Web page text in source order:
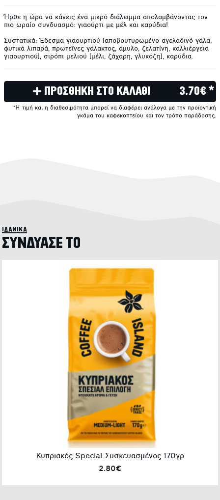
Ήρθε η ώρα να κάνεις ένα μικρό διάλειμμα απολαμβάνοντας τον
πιο ωραίο συνδυασμό: γιαούρτι με μέλ και καρύδια!
Συστατικά: Έδεσμα γιαουρτιού [αποβουτυρωμένο αγελαδινό γάλα,
φυτικά λιπαρά, πρωτεΐνες γάλακτος, άμυλο, ζελατίνη, καλλιέργεια
γιαουρτιού], σιρόπι μελιού [μέλι, ζάχαρη, γλυκόζη], καρύδια.
ΠΡΟΣΘΗΚΗ ΣΤΟ ΚΑΛΑΘΙ 3.70€ *
*Η τιμή και η διαθεσιμότητα μπορεί να διαφέρει ανάλογα με την προϊοντική
γκάμα του καφεκοπτείου και τον τρόπο παράδοσης.
ιδανικά
ΣΥΝΔΥΑΣΕ ΤΟ
Κυπριακός Special Συσκευασμένος 170γρ
2.80€